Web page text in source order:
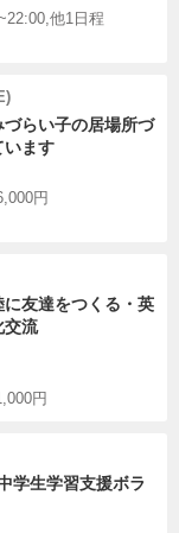
他1日程
らい子の居場所づ
います
円
に友達をつくる・英
交流
円
学生学習支援ボラ